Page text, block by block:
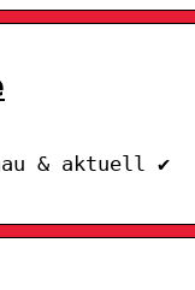
& aktuell ✔